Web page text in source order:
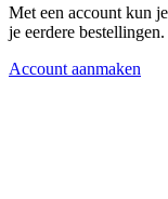
Met een account kun
je eerdere bestellingen.
Account aanmaken